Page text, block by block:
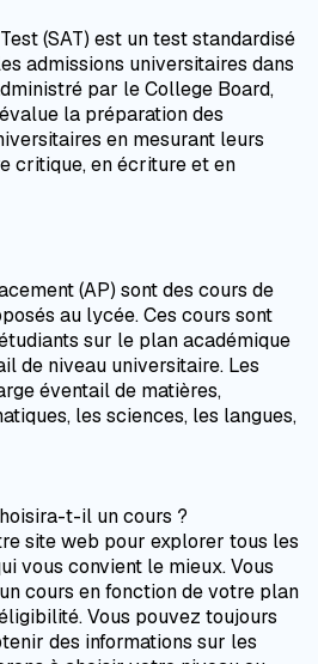
(SAT) est un test standardisé
admissions universitaires dans
par le College Board,
la préparation des
en mesurant leurs
critique, en écriture et en
(AP) sont des cours de
au lycée. Ces cours sont
sur le plan académique
de niveau universitaire. Les
éventail de matières,
les sciences, les langues,
t-il un cours ?
site web pour explorer tous les
vous convient le mieux. Vous
cours en fonction de votre plan
Vous pouvez toujours
des informations sur les